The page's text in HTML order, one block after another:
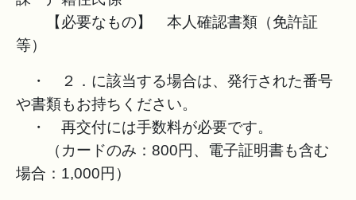
【必要なもの】 本人確認書類（免許証
等）
・ ２．に該当する場合は、発行された番号
や書類もお持ちください。
・ 再交付には手数料が必要です。
（カードのみ：800円、電子証明書も含む
場合：1,000円）